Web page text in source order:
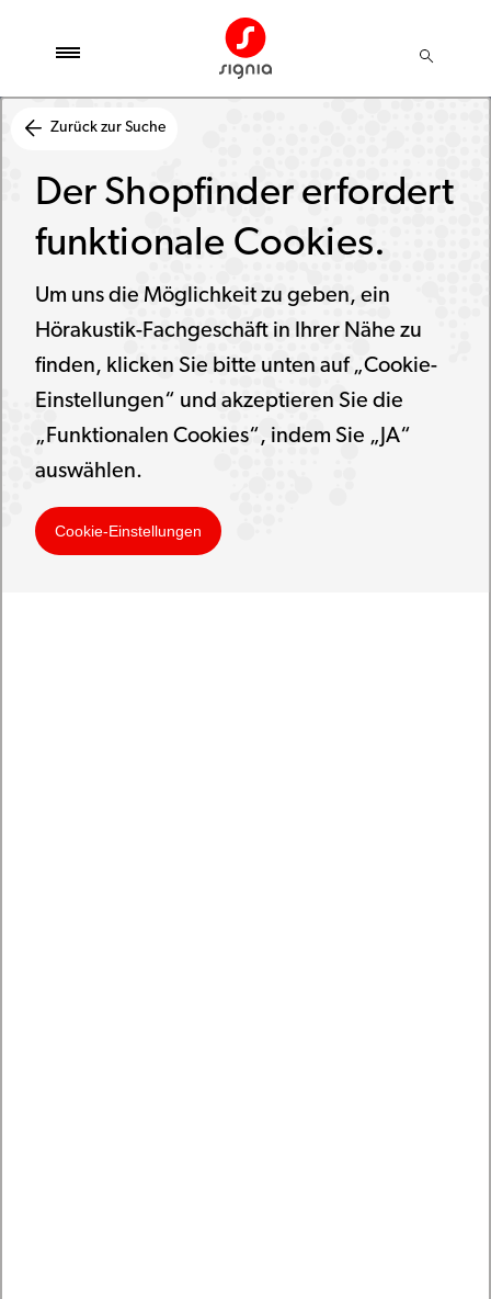
Zurück zur Suche
Der Shopfinder erfordert
funktionale Cookies.
Um uns die Möglichkeit zu geben, ein
Hörakustik-Fachgeschäft in Ihrer Nähe zu
finden, klicken Sie bitte unten auf „Cookie-
Einstellungen“ und akzeptieren Sie die
„Funktionalen Cookies“, indem Sie „JA“
auswählen.
Cookie-Einstellungen